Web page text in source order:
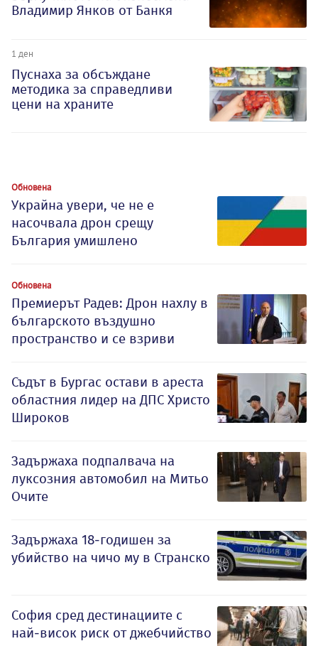
Владимир Янков от Банкя
1 ден
Пуснаха за обсъждане
методика за справедливи
цени на храните
Обновена
Украйна увери, че не е
насочвала дрон срещу
България умишлено
Обновена
Премиерът Радев: Дрон нахлу в
българското въздушно
пространство и се взриви
Съдът в Бургас остави в ареста
областния лидер на ДПС Христо
Широков
Задържаха подпалвача на
луксозния автомобил на Митьо
Очите
Задържаха 18-годишен за
убийство на чичо му в Странско
София сред дестинациите с
най-висок риск от джебчийство